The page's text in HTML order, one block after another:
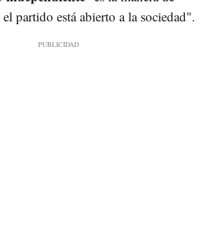
partido está abierto a la sociedad".